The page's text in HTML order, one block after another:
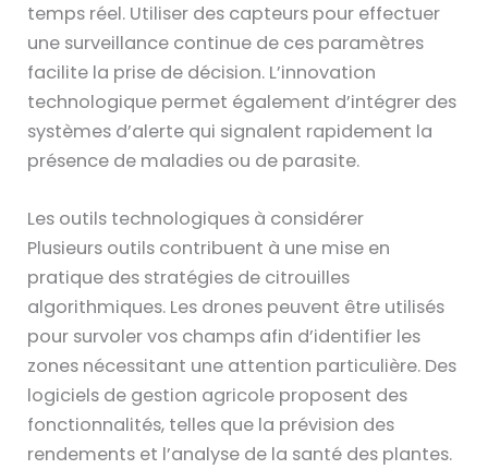
temps réel. Utiliser des capteurs pour effectuer
une surveillance continue de ces paramètres
facilite la prise de décision. L’innovation
technologique permet également d’intégrer des
systèmes d’alerte qui signalent rapidement la
présence de maladies ou de parasite.
Les outils technologiques à considérer
Plusieurs outils contribuent à une mise en
pratique des stratégies de citrouilles
algorithmiques. Les drones peuvent être utilisés
pour survoler vos champs afin d’identifier les
zones nécessitant une attention particulière. Des
logiciels de gestion agricole proposent des
fonctionnalités, telles que la prévision des
rendements et l’analyse de la santé des plantes.